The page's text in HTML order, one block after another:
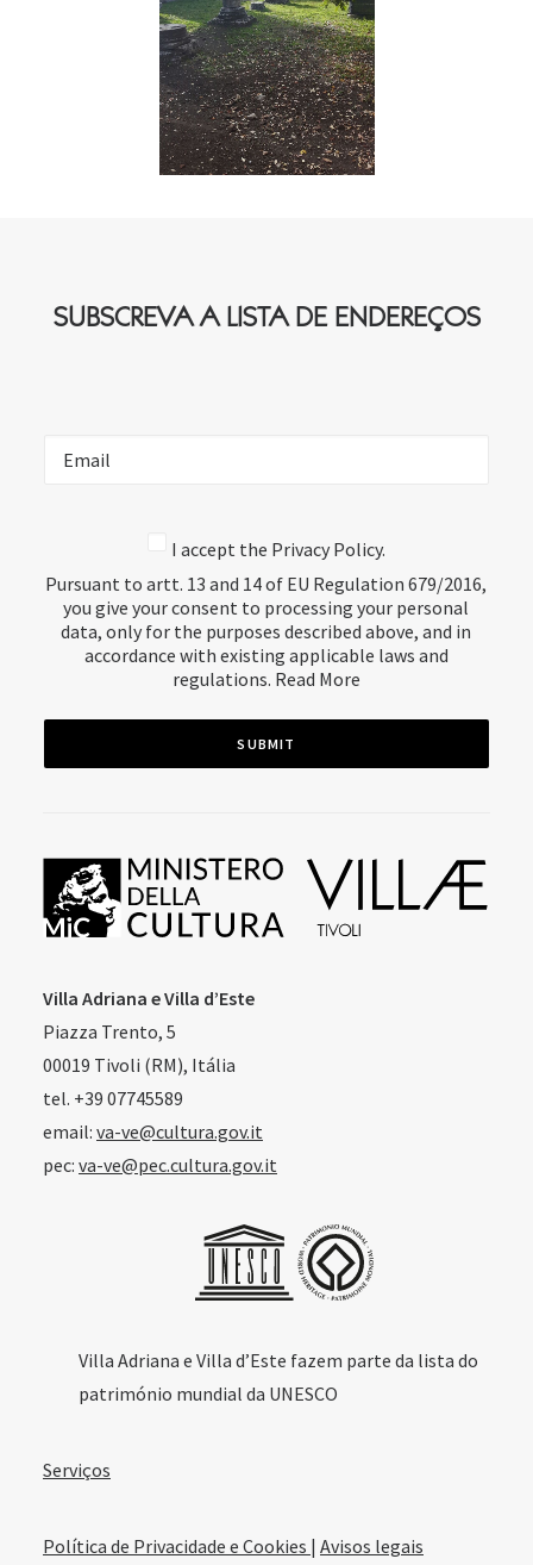
SUBSCREVA A LISTA DE ENDEREÇOS
I accept the Privacy Policy.
Pursuant to artt. 13 and 14 of EU Regulation 679/2016,
you give your consent to processing your personal
data, only for the purposes described above, and in
accordance with existing applicable laws and
regulations. Read More
Villa Adriana e Villa d’Este
Piazza Trento, 5
00019 Tivoli (RM), Itália
tel. +39 07745589
email: va-ve@cultura.gov.it
pec: va-ve@pec.cultura.gov.it
Villa Adriana e Villa d’Este fazem parte da lista do
património mundial da UNESCO
Serviços
Política de Privacidade e Cookies | Avisos legais